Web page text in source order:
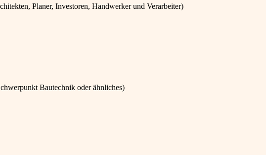
Planer, Investoren, Handwerker und Verarbeiter)
Bautechnik oder ähnliches)